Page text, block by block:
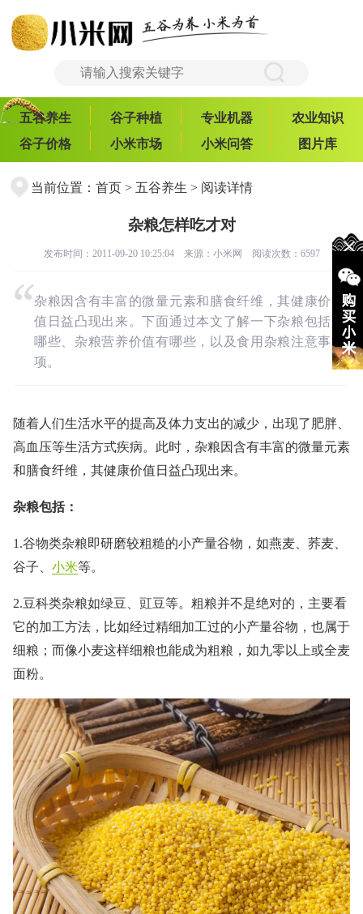
五谷养生 谷子种植 专业机器
农业知识
谷子价格
小米市场 小米问答 图片库
当前位置： 首页> 五谷养生 > 阅读详情
杂粮怎样吃才对
发布时间：2011-09-20 10:25:04 来源： 小米网 阅读次数：6597
杂粮因含有丰富的微量元素和膳食纤维，其健康价
值日益凸现出来。下面通过本文了解一下杂粮包括
哪些、杂粮营养价值有哪些，以及食用杂粮注意事
项。
随着人们生活水平的提高及体力支出的减少，出现了肥胖、
高血压等生活方式疾病。此时，杂粮因含有丰富的微量元素
和膳食纤维，其健康价值日益凸现出来。
杂粮包括：
1.谷物类杂粮即研磨较粗糙的小产量谷物，如燕麦、荞麦、
谷子、 小米等。
2.豆科类杂粮如绿豆、豇豆等。粗粮并不是绝对的，主要看
它的加工方法，比如经过精细加工过的小产量谷物，也属于
细粮；而像小麦这样细粮也能成为粗粮，如九零以上或全麦
面粉。